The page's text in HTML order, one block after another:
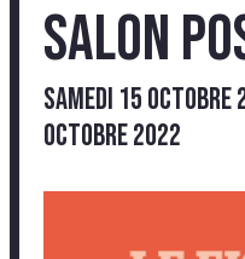
Salon
samedi 15 octobre
octobre 2022